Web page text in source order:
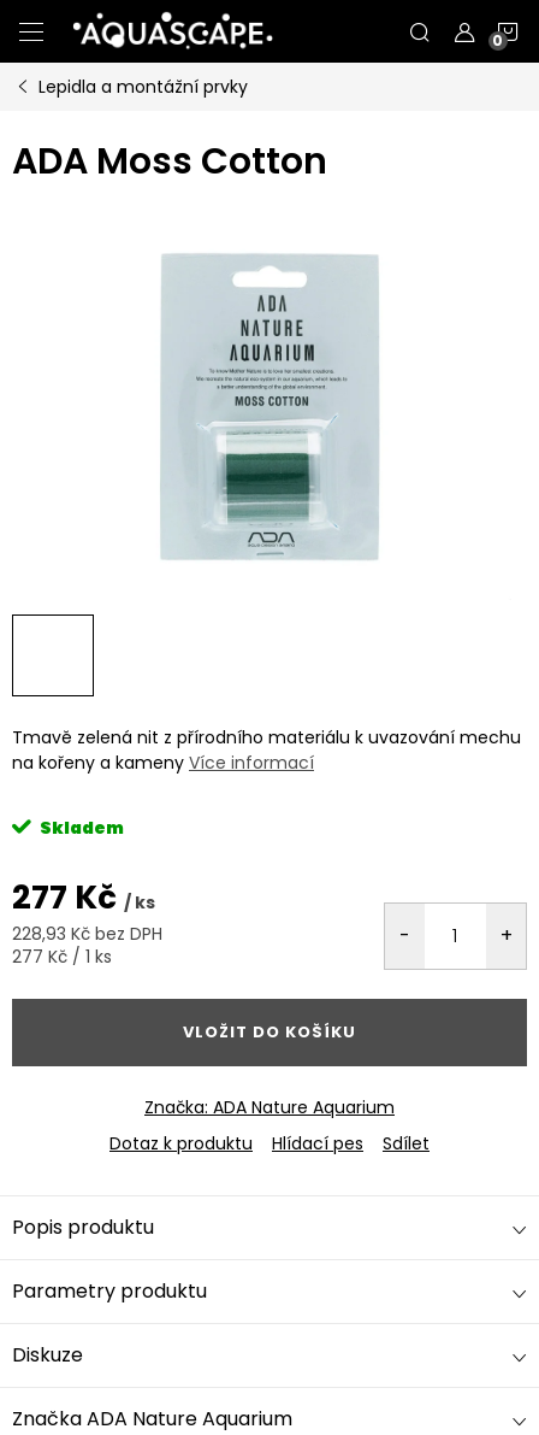
na
obsah
Lepidla a montážní prvky
ADA Moss Cotton
Tmavě zelená nit z přírodního materiálu k uvazování mechu
na kořeny a kameny Více informací
Skladem
277 Kč / ks
228,93 Kč bez DPH
Měrná
277 Kč / 1 ks
VLOŽIT DO KOŠÍKU
Značka: ADA Nature Aquarium
Dotaz k produktu
Hlídací pes Sdílet
Popis produktu
Parametry produktu
Diskuze
ZnačkaADA Nature Aquarium